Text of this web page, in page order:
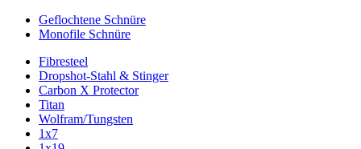
Geflochtene Schnüre
Monofile Schnüre
Fibresteel
Dropshot-Stahl & Stinger
Carbon X Protector
Titan
Wolfram/Tungsten
1x7